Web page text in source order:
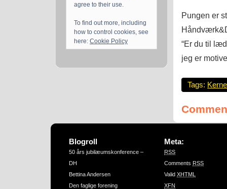
agree to their use.
To find out more, including
how to control cookies, see
here: Cookie Policy
Pungen er
“Er du til
jeg er
Tags:
Blogroll
50 års jubilæumskonference –
DH
Bettina Andersen
Den faglige forening
Meta:
RSS
Comments RSS
Valid XHTML
XFN